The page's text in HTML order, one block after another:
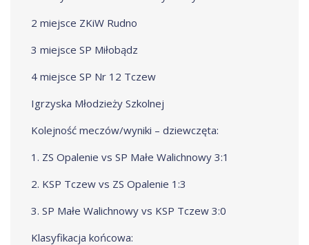
2 miejsce ZKiW Rudno
3 miejsce SP Miłobądz
4 miejsce SP Nr 12 Tczew
Igrzyska Młodzieży Szkolnej
Kolejność meczów/wyniki – dziewczęta:
1. ZS Opalenie vs SP Małe Walichnowy 3:1
2. KSP Tczew vs ZS Opalenie 1:3
3. SP Małe Walichnowy vs KSP Tczew 3:0
Klasyfikacja końcowa: